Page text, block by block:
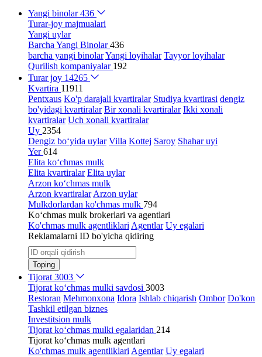
Yangi binolar436
Turar-joy majmualari
Yangi uylar
Barcha Yangi Binolar436
barcha yangi binolarYangi loyihalar Tayyor loyihalar
Qurilish kompaniyalar 192
Turar joy 14265
Kvartira 11911
Pentxaus Ko'p darajali kvartiralar Studiya kvartirasi dengiz
bo'yidagi kvartiralar Bir xonali kvartiralar Ikki xonali
kvartiralar Uch xonali kvartiralar
Uy 2354
Dengiz bo‘yida uylar Villa Kottej Saroy Shahar uyi
Yer614
Elita ko‘chmas mulk
Elita kvartiralar Elita uylar
Arzon ko‘chmas mulk
Arzon kvartiralar Arzon uylar
Mulkdorlardan ko'chmas mulk 794
Ko‘chmas mulk brokerlari va agentlari
Ko'chmas mulk agentliklari Agentlar Uy egalari
Reklamalarni ID bo'yicha qidiring
Toping
Tijorat 3003
Tijorat ko‘chmas mulki savdosi 3003
Restoran Mehmonxona Idora Ishlab chiqarish Ombor Do'kon
Tashkil etilgan biznes
Investitsion mulk
Tijorat ko‘chmas mulki egalaridan 214
Tijorat ko‘chmas mulk agentlari
Ko'chmas mulk agentliklari Agentlar Uy egalari